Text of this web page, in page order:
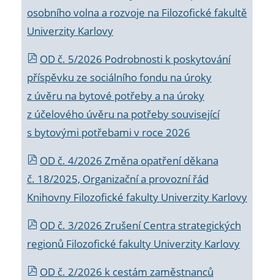
osobního volna a rozvoje na Filozofické fakultě
Univerzity Karlovy
OD č. 5/2026 Podrobnosti k poskytování
příspěvku ze sociálního fondu na úroky
z úvěru na bytové potřeby a na úroky
z účelového úvěru na potřeby související
s bytovými potřebami v roce 2026
OD č. 4/2026 Změna opatření děkana
č. 18/2025, Organizační a provozní řád
Knihovny Filozofické fakulty Univerzity Karlovy
OD č. 3/2026 Zrušení Centra strategických
regionů Filozofické fakulty Univerzity Karlovy
OD č. 2/2026 k cestám zaměstnanců